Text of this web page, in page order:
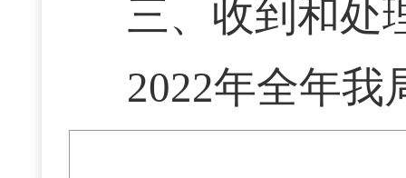
三、 收到和处
2022年全年我